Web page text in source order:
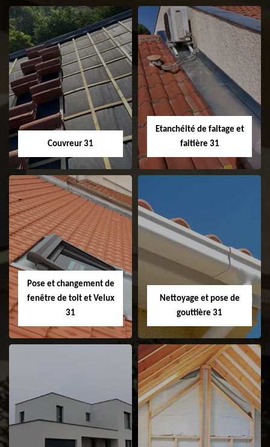
Couvreur 31
Couvreur 31
Etanchéité de faitage et
faitière 31
Etanchéité de
faitage et faitière
31
Pose et changement de
fenêtre de toit et Velux
31
Pose et
changement de
fenêtre de toit et
Nettoyage et pose de
gouttière 31
Nettoyage et pose